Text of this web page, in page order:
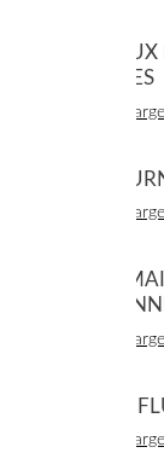
2018 - EAUX
BAIGNADES
2017 -
2017 -
2017 - TRI